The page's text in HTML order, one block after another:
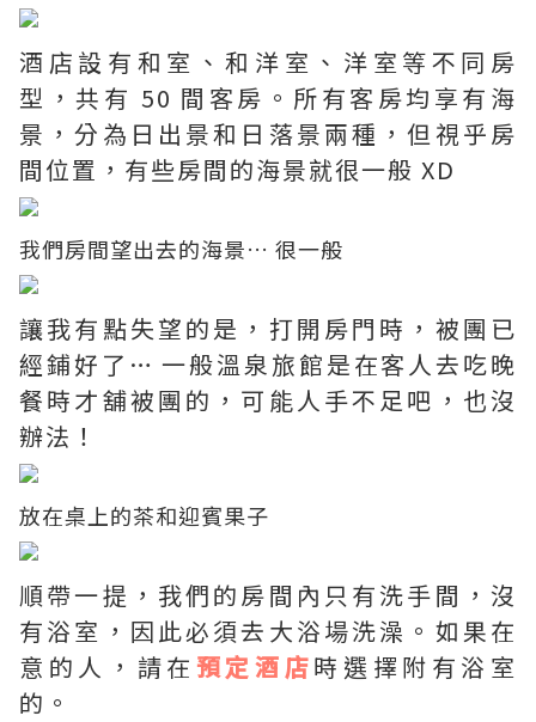
酒店設有和室、和洋室、洋室等不同房
型，共有 50 間客房。所有客房均享有海
景，分為日出景和日落景兩種，但視乎房
間位置，有些房間的海景就很一般 XD
我們房間望出去的海景… 很一般
讓我有點失望的是，打開房門時，被團已
經鋪好了… 一般溫泉旅館是在客人去吃晚
餐時才舖被團的，可能人手不足吧，也沒
辦法！
放在桌上的茶和迎賓果子
順帶一提，我們的房間內只有洗手間，沒
有浴室，因此必須去大浴場洗澡。如果在
意的人，請在 預定酒店時選擇附有浴室
的。